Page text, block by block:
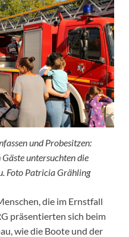
und Probesitzen:
untersuchten die
Foto Patricia Grähling
die im Ernstfall
präsentierten sich beim
wie die Boote und der